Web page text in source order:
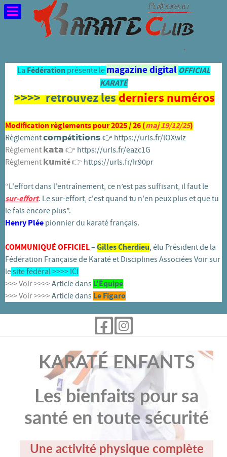
La Fédérationprésente le magazine digital OFFICIAL
KARATÉ
>>>> retrouvez lesderniers numéros
Modification règlements pour 2025 / 26 (maj 19/12/25)
Règlement𝗰𝗼𝗺𝗽é𝘁𝗶𝘁𝗶𝗼𝗻𝘀 👉️ https://urls.fr/lOXwlz
Règlement 𝗸𝗮𝘁𝗮 👉️ https://urls.fr/eazc1G
Règlement 𝗸𝘂mité👉️ https://urls.fr/Ir90pr
“L'effort dans l'entraînement, ce n’est pas suffisant, il faut le
sur-effort. Le sur-effort, c'est quand tu n'en peux plus et que tu
le fais encore plus”.
Henry Plée pionnier du karaté français.
COMMUNIQUÉ OFFICIEL– Gilles Cherdieu, élu Président de la
Fédération Française de Karaté et Disciplines Associées Voir sur
lesite fédéral >>>> ICI
>>> Voir >>>>Article dans L'Équipe
>>> Voir >>>>Article dans Le Figaro
KARATÉ ENFANTS
Les bienfaits pour sa
santé en toute sécurité
Une activité physique complète